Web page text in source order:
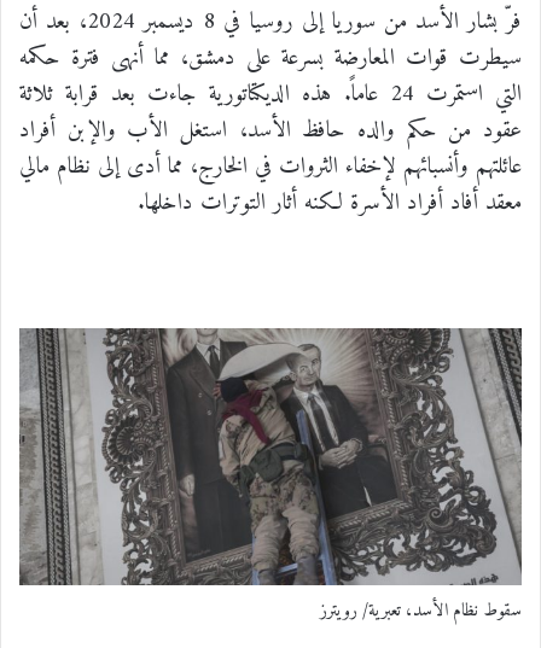
فرّ بشار الأسد من سوريا إلى روسيا في 8 ديسمبر 2024، بعد أن
سيطرت قوات المعارضة بسرعة على دمشق، مما أنهى فترة حكمه
التي استمرت 24 عاماً. هذه الديكتاتورية جاءت بعد قرابة ثلاثة
عقود من حكم والده حافظ الأسد، استغل الأب والإبن أفراد
عائلتهم وأنسبائهم لإخفاء الثروات في الخارج، مما أدى إلى نظام مالي
معقد أفاد أفراد الأسرة لكنه أثار التوترات داخلها.
سقوط نظام الأسد، تعبرية/ رويترز